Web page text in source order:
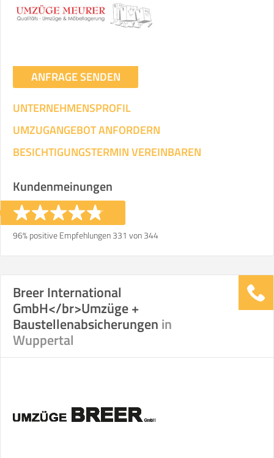
ANFRAGE SENDEN
UNTERNEHMENSPROFIL
UMZUGANGEBOT ANFORDERN
BESICHTIGUNGSTERMIN VEREINBAREN
Kundenmeinungen
96% positive Empfehlungen 331 von 344
Breer International
GmbH</br>Umzüge +
Baustellenabsicherungen in
Wuppertal